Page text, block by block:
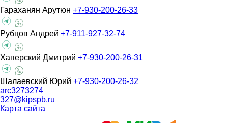
Гараханян Арутюн +7-930-200-26-33
Рубцов Андрей +7-911-927-32-74
Хаперский Дмитрий +7-930-200-26-31
Шалаевский Юрий +7-930-200-26-32
arc3273274
327@kipspb.ru
Карта сайта